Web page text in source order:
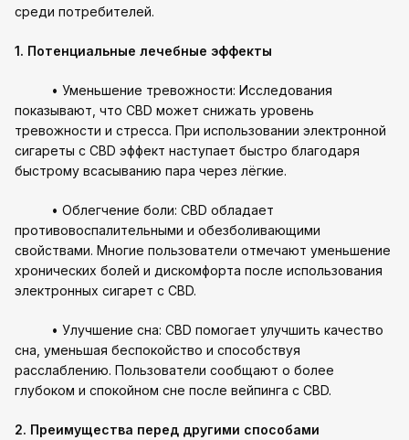
среди потребителей.
1. Потенциальные лечебные эффекты
• Уменьшение тревожности: Исследования
показывают, что CBD может снижать уровень
тревожности и стресса. При использовании электронной
сигареты с CBD эффект наступает быстро благодаря
быстрому всасыванию пара через лёгкие.
• Облегчение боли: CBD обладает
противовоспалительными и обезболивающими
свойствами. Многие пользователи отмечают уменьшение
хронических болей и дискомфорта после использования
электронных сигарет с CBD.
• Улучшение сна: CBD помогает улучшить качество
сна, уменьшая беспокойство и способствуя
расслаблению. Пользователи сообщают о более
глубоком и спокойном сне после вейпинга с CBD.
2. Преимущества перед другими способами